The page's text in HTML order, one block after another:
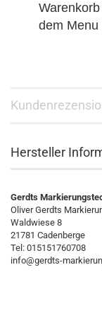
dem Menu
Hersteller
Gerdts
Oliver Gerdts
Waldwiese 8
21781 Cadenberge
Tel: 015151760708
info@gerdts-